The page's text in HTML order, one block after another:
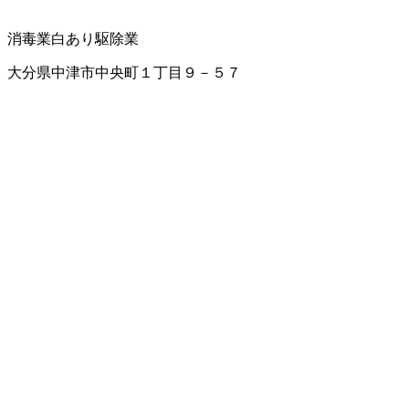
消毒業白あり駆除業
大分県中津市中央町１丁目９－５７